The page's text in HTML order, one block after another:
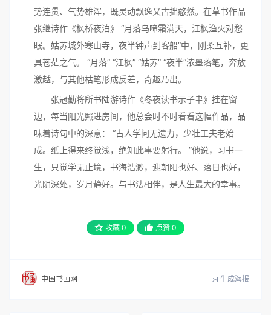
势连贯、气势雄浑，既灵动飘逸又古拙憨然。在草书作品
张继诗作《枫桥夜泊》 “月落乌啼霜满天，江枫渔火对愁
眠。姑苏城外寒山寺，夜半钟声到客船”中，刚柔互补，更
具苍茫之气。 “月落” “江枫” “姑苏” “夜半”浓墨落笔，奔放
激越，与其他枯笔形成反差，奇趣乃出。
张冠勤将所书陆游诗作《冬夜读书示子聿》挂在窗
边，每当阳光照进房间，他总会时不时看看这幅作品，品
味着诗句中的深意： “古人学问无遗力，少壮工夫老始
成。纸上得来终觉浅，绝知此事要躬行。 ”他说，习书一
生，只觉学无止境，书海浩渺，迎朝阳也好、落日也好，
光阴深处，岁月静好。与书法相伴，是人生最大的幸事。
收藏 0 点赞 0
中国书画网 生成海报